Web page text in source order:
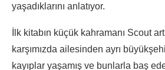
yaşadıklarını anlatıyor.
İlk kitabın küçük kahramanı Scout
karşımızda ailesinden ayrı
kayıplar yaşamış ve bunlarla baş